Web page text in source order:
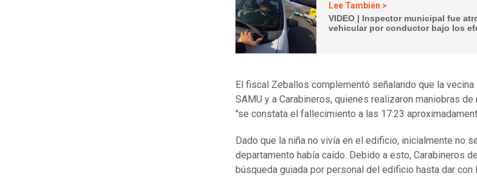
Lee También >
VIDEO | Inspector municipal fue
vehicular por conductor bajo los
El fiscal Zeballos complementó señalando que la
SAMU y a Carabineros, quienes realizaron maniobras de
"se constata el fallecimiento a las 17:23
Dado que la niña no vivía en el edificio, inicialmente no
departamento había caído. Debido a esto, Carabineros
búsqueda guiada por personal del edificio hasta dar con